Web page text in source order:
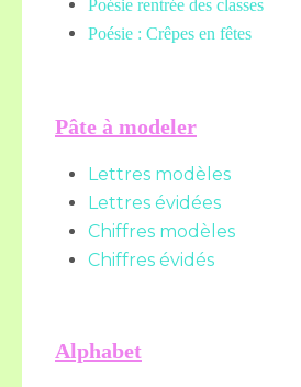
Poésie rentrée des classes
Poésie : Crêpes en fêtes
Pâte à modeler
Lettres modèles
Lettres évidées
Chiffres modèles
Chiffres évidés
Alphabet